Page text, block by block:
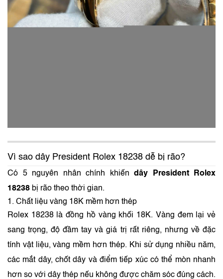
Vì sao dây President Rolex 18238 dễ bị rão?
Có 5 nguyên nhân chính khiến dây President Rolex
18238 bị rão theo thời gian.
1. Chất liệu vàng 18K mềm hơn thép
Rolex 18238 là đồng hồ vàng khối 18K. Vàng đem lại vẻ
sang trọng, độ đầm tay và giá trị rất riêng, nhưng về đặc
tính vật liệu, vàng mềm hơn thép. Khi sử dụng nhiều năm,
các mắt dây, chốt dây và điểm tiếp xúc có thể mòn nhanh
hơn so với dây thép nếu không được chăm sóc đúng cách.